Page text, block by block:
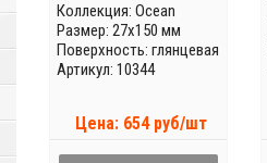
Коллекция: Ocean
Размер: 27x150 мм
Поверхность: глянцевая
Артикул: 10344
Цена: 654 руб/шт